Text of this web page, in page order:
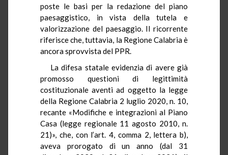
poste le basi per la redazione del piano
paesaggistico, in vista della tutela e
valorizzazione del paesaggio. Il ricorrente
riferisce che, tuttavia, la Regione Calabria è
ancora sprovvista del PPR.
La difesa statale evidenzia di avere già
promosso questioni di legittimità
costituzionale aventi ad oggetto la legge
della Regione Calabria 2 luglio 2020, n. 10,
recante «Modifiche e integrazioni al Piano
Casa (legge regionale 11 agosto 2010, n.
21)», che, con l’art. 4, comma 2, lettera b),
aveva prorogato di un anno (dal 31